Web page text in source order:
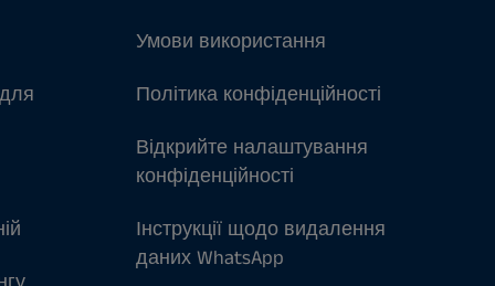
Умови використання
Політика конфіденційності
Відкрийте налаштування
конфіденційності
Інструкції щодо видалення
даних WhatsApp